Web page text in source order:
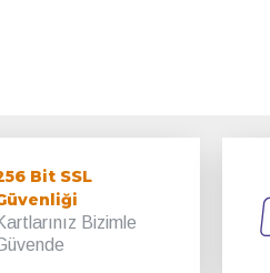
Bit SSL
Bizimle